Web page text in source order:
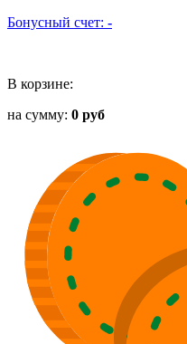
Бонусный счет: -
В корзине:
на сумму: 0 руб